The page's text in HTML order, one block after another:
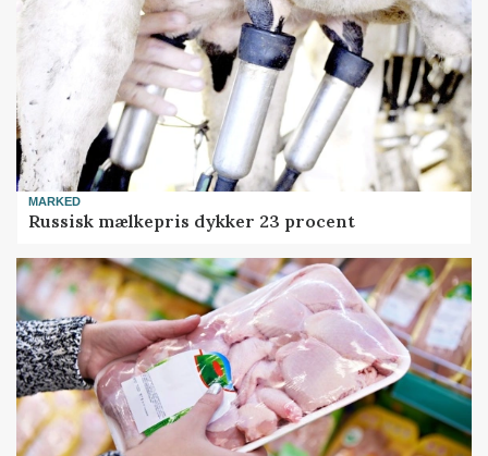
MARKED
Russisk mælkepris dykker 23 procent